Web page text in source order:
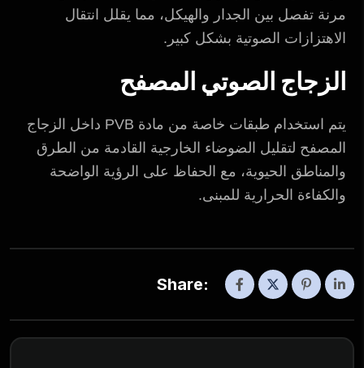
مرنة تفصل بين الجدار والهيكل، مما يقلل انتقال
الاهتزازات الصوتية بشكل كبير.
الزجاج الصوتي المصفح
يتم استخدام طبقات خاصة من مادة PVB داخل الزجاج
المصفح لتقليل الضوضاء الخارجية القادمة من الطرق
والمناطق الحيوية، مع الحفاظ على الرؤية الواضحة
والكفاءة الحرارية للمبنى.
Share: